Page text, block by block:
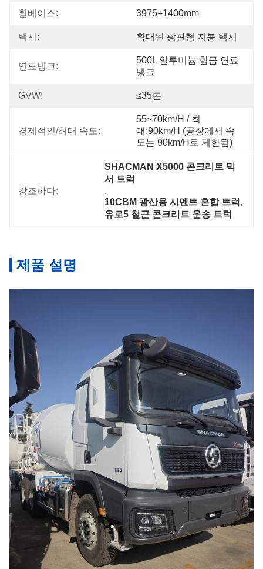
휠베이스: 3975+1400mm
택시: 확대된 팡판형 지붕 택시
연료탱크:
500L 알루미늄 합금 연료
탱크
GVW: ≤35톤
경제적인/최대 속도:
55~70km/h / 최
대:90km/h (공장에서 속
도는 90km/h로 제한됨)
강조하다:
SHACMAN X5000 콘크리트 믹
서 트럭
,
10CBM 광산용 시멘트 혼합 트럭
유로5 철근 콘크리트 운송 트럭
제품 설명